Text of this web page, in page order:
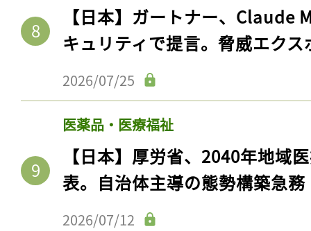
【日本】ガートナー、Claude
キュリティで提言。脅威エク
2026/07/25
医薬品・医療福祉
【日本】厚労省、2040年地域
表。自治体主導の態勢構築急務
2026/07/12